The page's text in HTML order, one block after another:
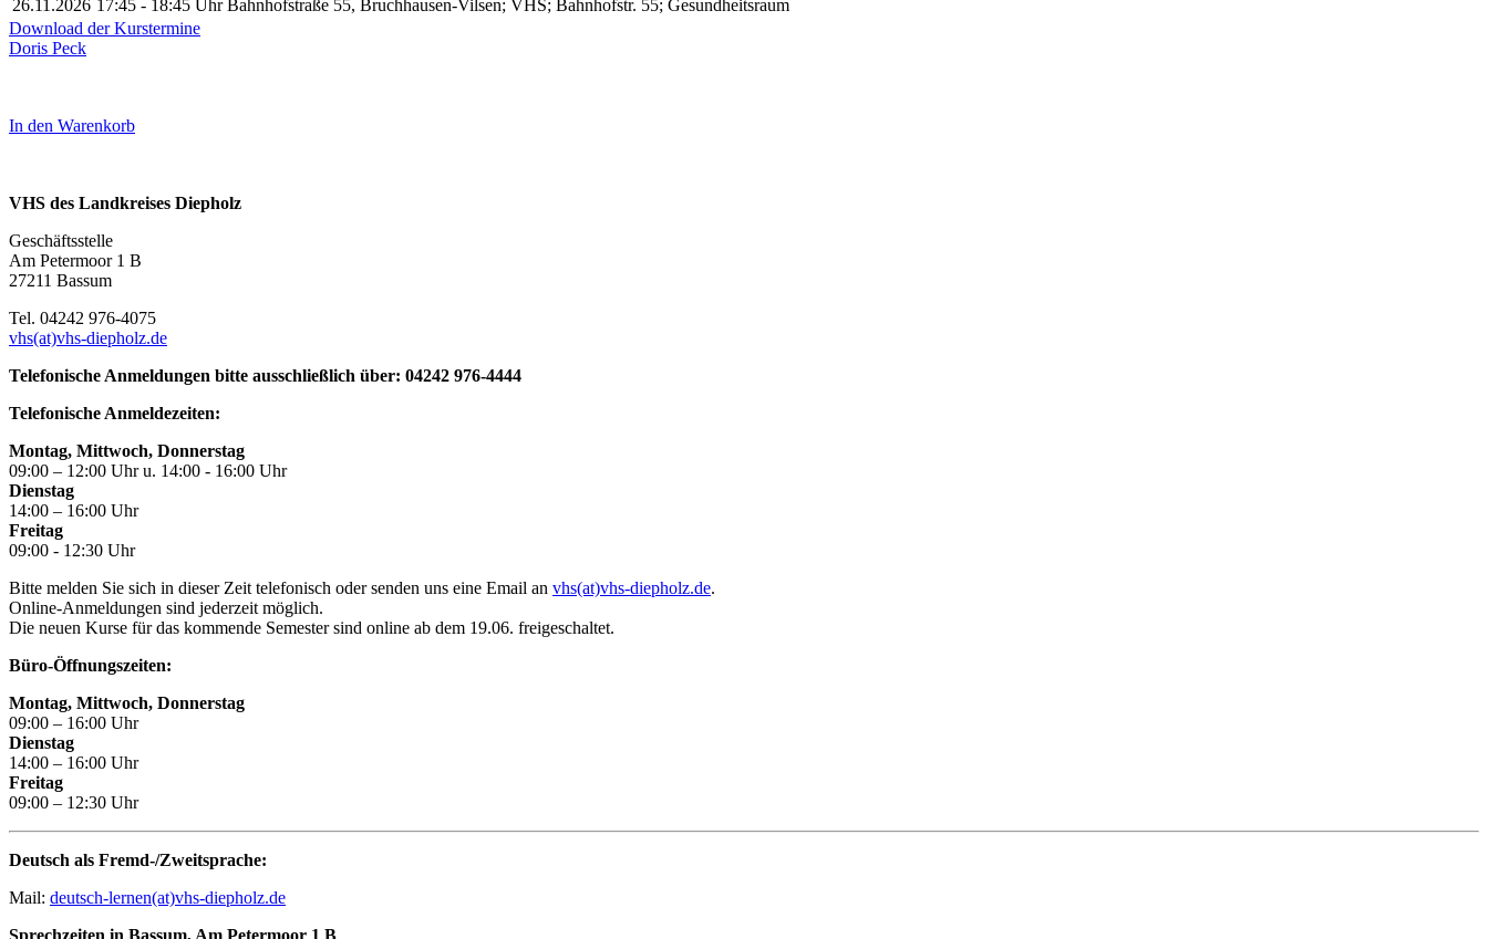
26.11.2026 17:45 - 18:45 Uhr Bahnhofstraße 55, Bruchhausen-Vilsen; VHS; Bahnhofstr. 55; Gesundheitsraum
Download der Kurstermine
Doris Peck
In den Warenkorb
VHS des Landkreises Diepholz
Geschäftsstelle
Am Petermoor 1 B
27211 Bassum
Tel. 04242 976-4075
vhs(at)vhs-diepholz.de
Telefonische Anmeldungen bitte ausschließlich über: 04242 976-4444
Telefonische Anmeldezeiten:
Montag, Mittwoch, Donnerstag
09:00 – 12:00 Uhr u. 14:00 - 16:00 Uhr
Dienstag
14:00 – 16:00 Uhr
Freitag
09:00 - 12:30 Uhr
Bitte melden Sie sich in dieser Zeit telefonisch oder senden uns eine Email an vhs(at)vhs-diepholz.de.
Online-Anmeldungen sind jederzeit möglich.
Die neuen Kurse für das kommende Semester sind online ab dem 19.06. freigeschaltet.
Büro-Öffnungszeiten:
Montag, Mittwoch, Donnerstag
09:00 – 16:00 Uhr
Dienstag
14:00 – 16:00 Uhr
Freitag
09:00 – 12:30 Uhr
Deutsch als Fremd-/Zweitsprache:
Mail: deutsch-lernen(at)vhs-diepholz.de